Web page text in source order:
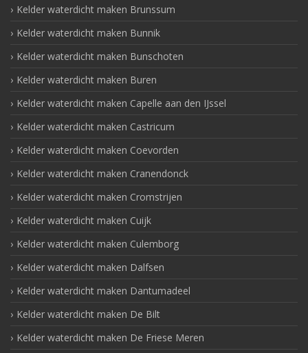
Kelder waterdicht maken Brunssum
Kelder waterdicht maken Bunnik
Kelder waterdicht maken Bunschoten
Kelder waterdicht maken Buren
Kelder waterdicht maken Capelle aan den IJssel
Kelder waterdicht maken Castricum
Kelder waterdicht maken Coevorden
Kelder waterdicht maken Cranendonck
Kelder waterdicht maken Cromstrijen
Kelder waterdicht maken Cuijk
Kelder waterdicht maken Culemborg
Kelder waterdicht maken Dalfsen
Kelder waterdicht maken Dantumadeel
Kelder waterdicht maken De Bilt
Kelder waterdicht maken De Friese Meren